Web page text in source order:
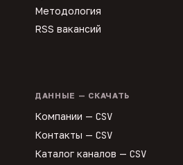
Методология
RSS вакансий
ДАННЫЕ — СКАЧАТЬ
Компании — CSV
Контакты — CSV
Каталог каналов — CSV